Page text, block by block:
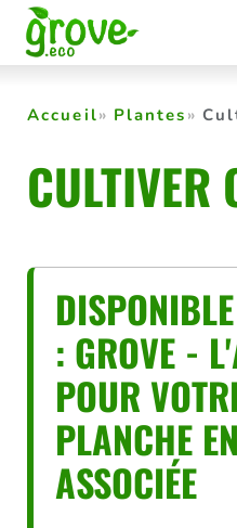
Skip
to
content
Accueil Plantes
CULTIVER
: GROVE -
POUR
PLANCHE
ASSOCIÉE